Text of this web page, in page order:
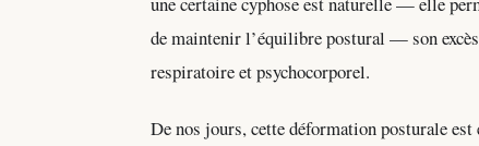
de maintenir l’équilibre postural — son
respiratoire et psychocorporel.
De nos jours, cette déformation posturale